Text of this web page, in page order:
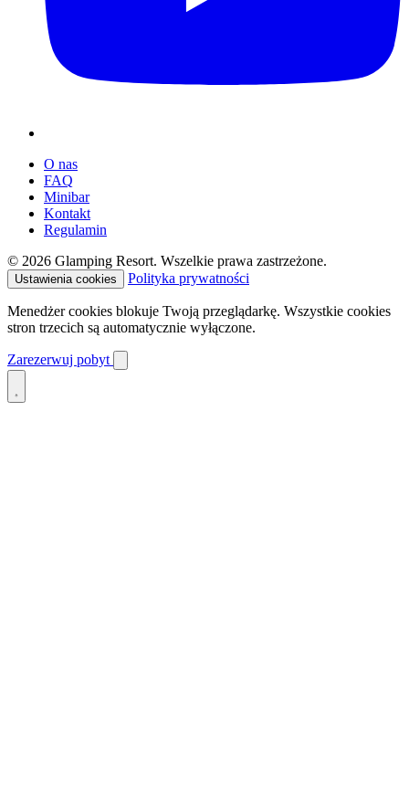
O nas
FAQ
Minibar
Kontakt
Regulamin
© 2026 Glamping Resort. Wszelkie prawa zastrzeżone.
Ustawienia cookies Polityka prywatności
Menedżer cookies blokuje Twoją przeglądarkę. Wszystkie cookies
stron trzecich są automatycznie wyłączone.
Zarezerwuj pobyt